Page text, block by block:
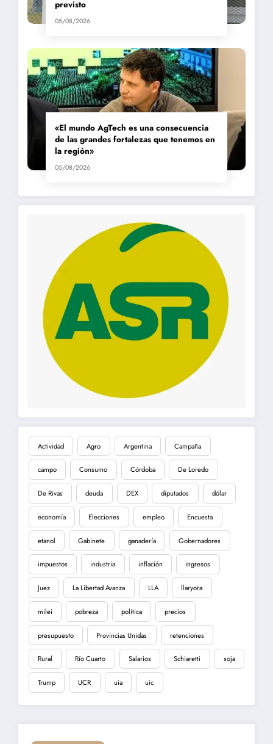
previsto
05/08/2026
«El mundo AgTech es una consecuencia
de las grandes fortalezas que tenemos en
la región»
05/08/2026
Actividad Agro Argentina Campaña
campo Consumo Córdoba De Loredo
De Rivas deuda DEX diputados dólar
economía Elecciones empleo Encuesta
etanol Gabinete ganadería Gobernadores
impuestos industria inflación ingresos
Juez La Libertad Avanza LLA llaryora
milei pobreza política precios
presupuesto Provincias Unidas retenciones
Rural Río Cuarto Salarios Schiaretti soja
Trump UCR uia uic